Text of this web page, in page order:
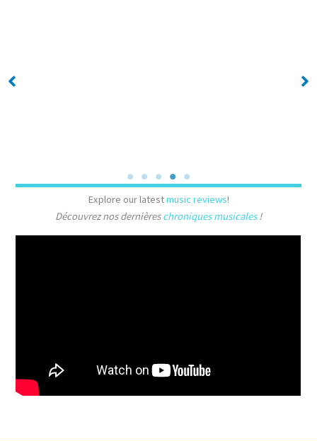
Explore our latestmusic reviews!
Découvrez nos dernièreschroniques musicales!